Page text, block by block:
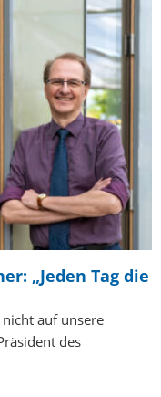
„Jeden Tag die
auf unsere
des